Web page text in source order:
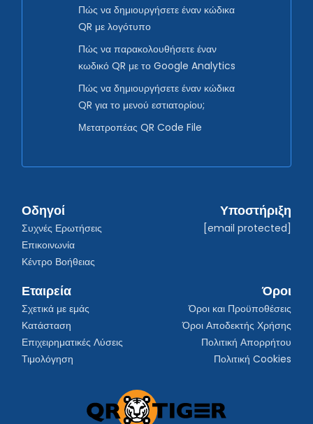
Πώς να δημιουργήσετε έναν κώδικα
QR με λογότυπο
Πώς να παρακολουθήσετε έναν
κωδικό QR με το Google Analytics
Πώς να δημιουργήσετε έναν κώδικα
QR για το μενού εστιατορίου;
Μετατροπέας QR Code File
Οδηγοί
Συχνές Ερωτήσεις
Επικοινωνία
Κέντρο Βοήθειας
Υποστήριξη
[email protected]
Εταιρεία
Σχετικά με εμάς
Κατάσταση
Επιχειρηματικές Λύσεις
Τιμολόγηση
Όροι
Όροι και Προϋποθέσεις
Όροι Αποδεκτής Χρήσης
Πολιτική Απορρήτου
Πολιτική Cookies